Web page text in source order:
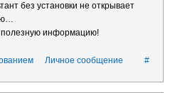
без установки не открывает
полезную информацию!
#
Личное сообщение